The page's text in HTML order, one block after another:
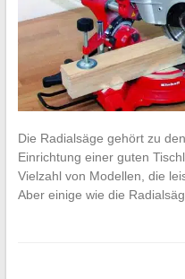
Die Radialsäge gehört zu
Einrichtung einer guten
Vielzahl von Modellen, die
Aber einige wie die